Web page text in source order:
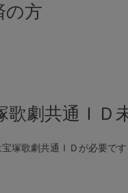
の方
劇共通ＩＤ
塚歌劇共通ＩＤが必要です